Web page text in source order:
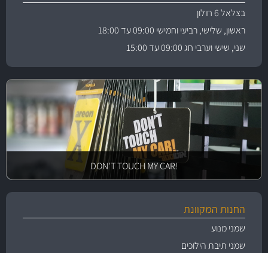
בצלאל 6 חולון
ראשון, שלישי, רביעי וחמישי 09:00 עד 18:00
שני, שישי וערבי חג 09:00 עד 15:00
!DON'T TOUCH MY CAR
החנות המקוונת
שמני מנוע
שמני תיבת הילוכים